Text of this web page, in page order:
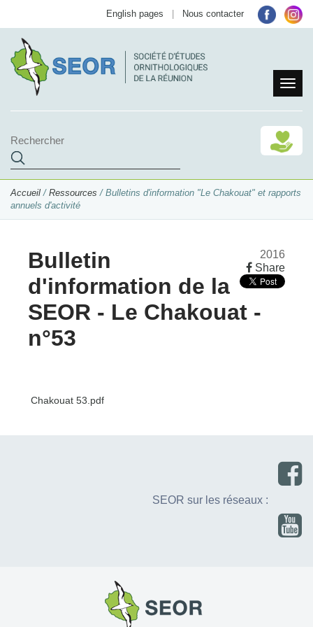
English pages Nous contacter
Accueil / Ressources / Bulletins d'information "Le Chakouat" et rapports
annuels d'activité
2016
Share
Bulletin
d'information de la
SEOR - Le Chakouat -
n°53
Chakouat 53.pdf
SEOR sur les réseaux :